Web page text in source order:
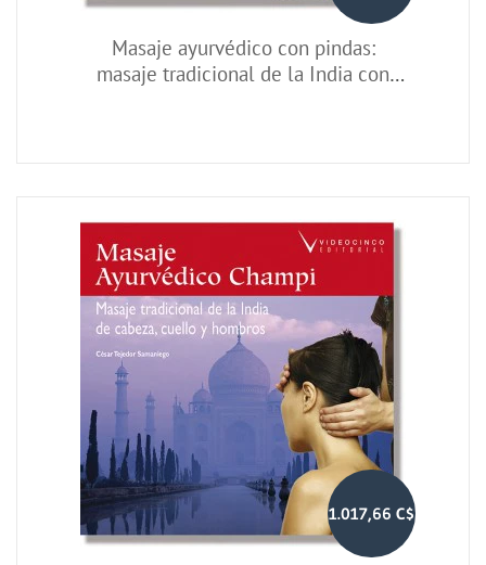
Masaje ayurvédico con pindas:
masaje tradicional de la India con
1.017,66 C$